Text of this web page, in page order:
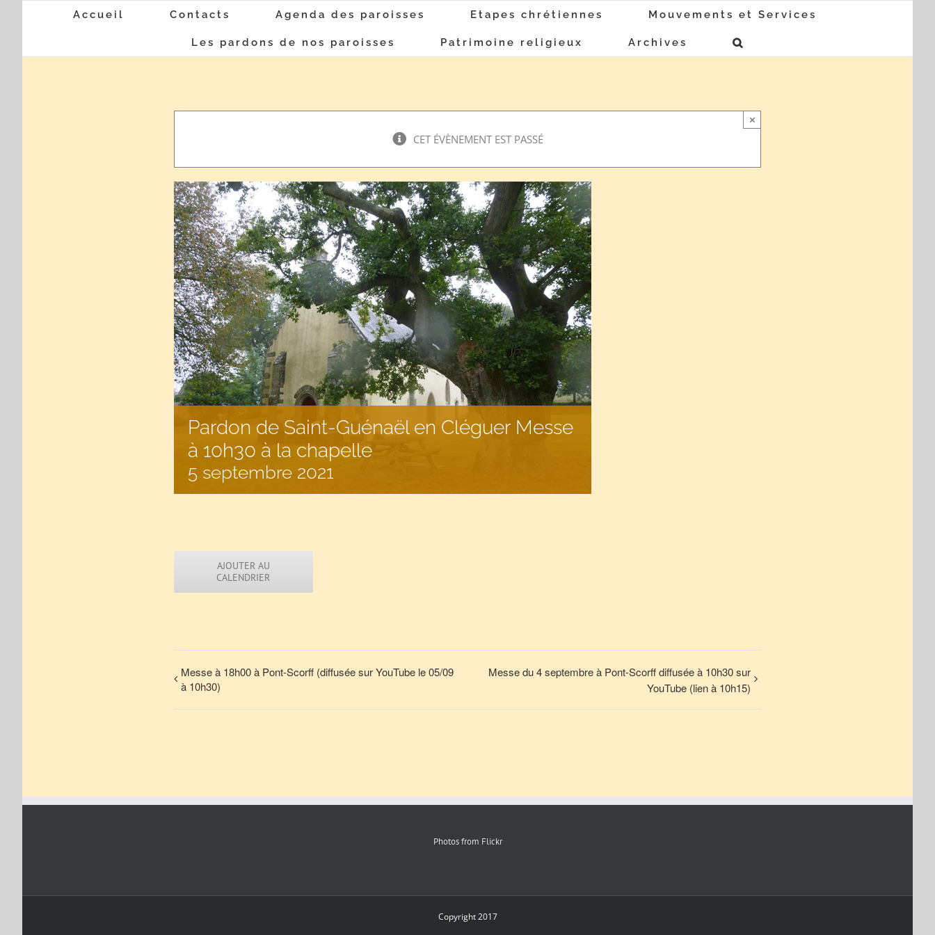
Accueil Contacts Agenda des paroisses Etapes chrétiennes Mouvements et Services
Les pardons de nos paroisses Patrimoine religieux Archives
CET ÉVÈNEMENT EST PASSÉ
×
Pardon de Saint-Guénaël en Cléguer Messe
à 10h30 à la chapelle
5 septembre 2021
AJOUTER AU
CALENDRIER
Messe à 18h00 à Pont-Scorff (diffusée sur YouTube le 05/09
à 10h30)
Messe du 4 septembre à Pont-Scorff diffusée à 10h30 sur
YouTube (lien à 10h15)
Photos from Flickr
Copyright 2017